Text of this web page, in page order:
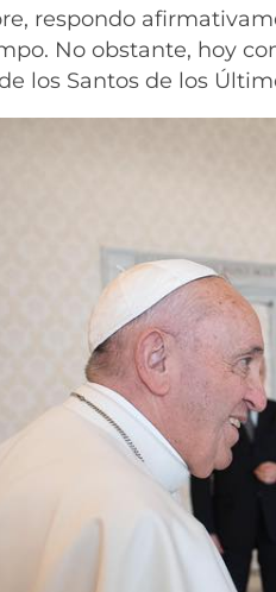
respondo
No obstante, hoy
los Santos de los